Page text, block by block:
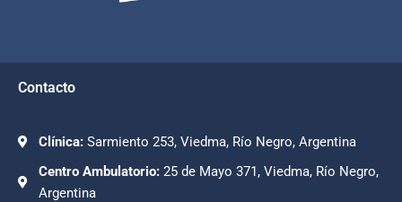
Contacto
Clínica:Sarmiento 253, Viedma, Río Negro, Argentina
Centro Ambulatorio:25 de Mayo 371, Viedma, Río Negro,
Argentina